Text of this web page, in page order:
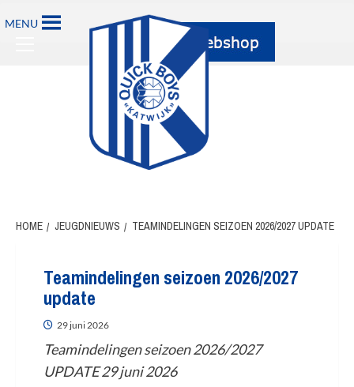
MENU
HOME JEUGDNIEUWS TEAMINDELINGEN SEIZOEN 2026/2027 UPDATE
Teamindelingen seizoen 2026/2027
update
29 juni 2026
Teamindelingen seizoen 2026/2027
UPDATE 29 juni 2026